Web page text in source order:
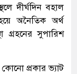
দীর্ঘদিন বহাল
অনৈতিক অর্থ
গ্রহনের সুপারিশ
প্রকার ভ্যাট